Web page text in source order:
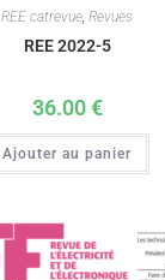
REE catrevue Revues
REE 2022-5
36.00€
Ajouter au panier